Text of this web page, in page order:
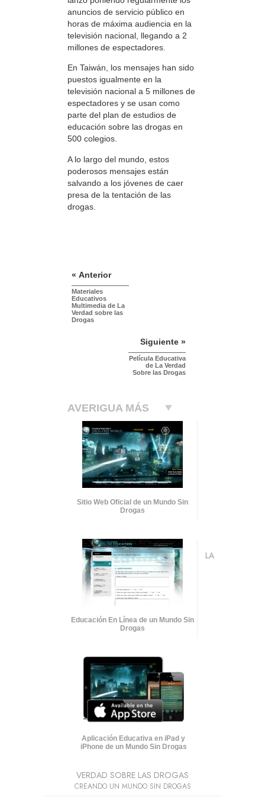
anuncios de servicio público en
horas de máxima audiencia en la
televisión nacional, llegando a 2
millones de espectadores.
En Taiwán, los mensajes han sido
puestos igualmente en la
televisión nacional a 5 millones de
espectadores y se usan como
parte del plan de estudios de
educación sobre las drogas en
500 colegios.
A lo largo del mundo, estos
poderosos mensajes están
salvando a los jóvenes de caer
presa de la tentación de las
drogas.
« Anterior
Materiales
Educativos
Multimedia de La
Verdad sobre las
Drogas
Siguiente »
Película Educativa
de La Verdad
Sobre las Drogas
AVERIGUA MÁS
Sitio Web Oficial de un Mundo Sin
Drogas
Educación En Línea de un Mundo Sin
Drogas
Aplicación Educativa en iPad y
iPhone de un Mundo Sin Drogas
LA
VERDAD SOBRE LAS DROGAS
CREANDO UN MUNDO SIN DROGAS